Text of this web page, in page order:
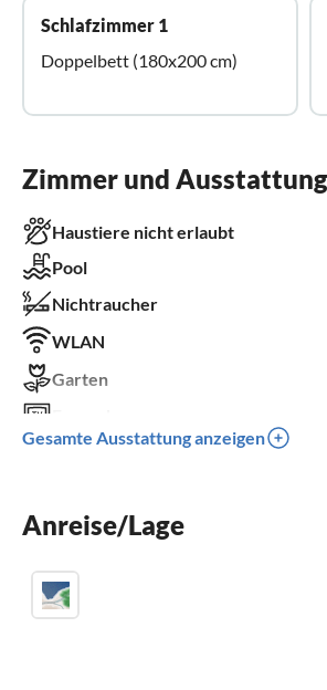
Schlafzimmer 1
Doppelbett (180x200 cm)
Zimmer und Ausstattung
Haustiere nicht erlaubt
Pool
Nichtraucher
WLAN
Garten
Terrasse
Waschmaschine
Gesamte Ausstattung anzeigen
Anreise/Lage